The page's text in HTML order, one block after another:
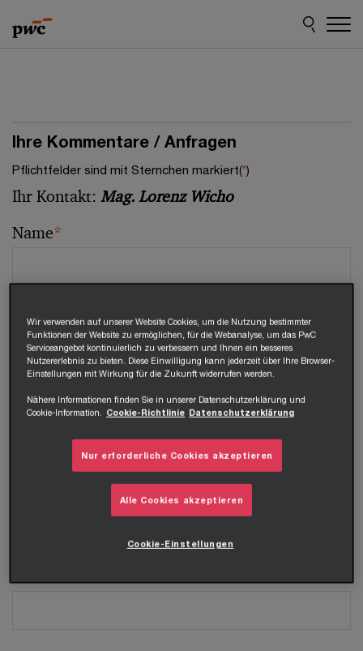
to
content
to
footer
Ihre Kommentare / Anfragen
Pflichtfelder sind mit Sternchen markiert(*)
Ihr Kontakt: Mag. Lorenz Wicho
Name*
E-Mail*
Tel.
Wir verwenden auf unserer Website Cookies, um die Nutzung bestimmter
Funktionen der Website zu ermöglichen, für die Webanalyse, um das PwC
Serviceangebot kontinuierlich zu verbessern und Ihnen ein besseres
Nutzererlebnis zu bieten. Diese Einwilligung kann jederzeit über Ihre Browser-
Einstellungen mit Wirkung für die Zukunft widerrufen werden.
Nähere Informationen finden Sie in unserer Datenschutzerklärung und
Cookie-Information. Cookie-Richtlinie Datenschutzerklärung
Nur erforderliche Cookies akzeptieren
Alle Cookies akzeptieren
Cookie-Einstellungen